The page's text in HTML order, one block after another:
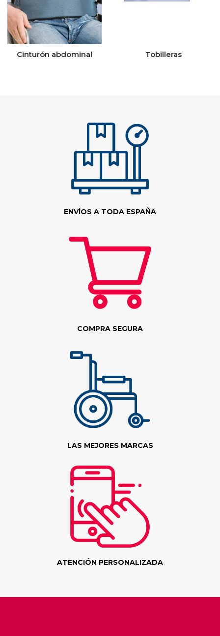
Cinturón abdominal Tobilleras
ENVÍOS A TODA ESPAÑA
COMPRA SEGURA
LAS MEJORES MARCAS
ATENCIÓN PERSONALIZADA